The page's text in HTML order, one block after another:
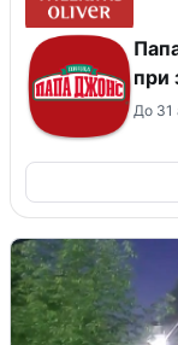
при
До 31